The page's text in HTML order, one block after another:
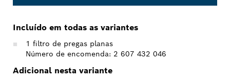
Incluído em todas as variantes
1 filtro de pregas planas
Número de encomenda: 2 607 432 046
Adicional nesta variante